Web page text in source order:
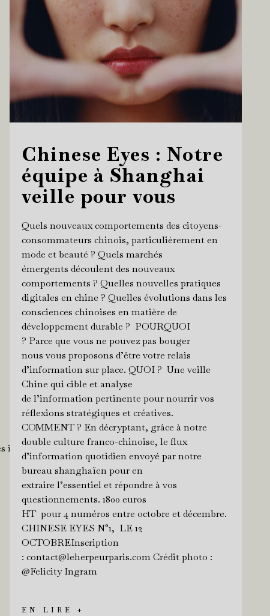
influenceurs ou les
Chinese Eyes : Notre
équipe à Shanghai
veille pour vous
Quels nouveaux comportements des citoyens-
consommateurs chinois, particulièrement en
mode et beauté ? Quels marchés
émergents découlent des nouveaux
comportements ? Quelles nouvelles pratiques
digitales en chine ? Quelles évolutions dans les
consciences chinoises en matière de
développement durable ? POURQUOI
? Parce que vous ne pouvez pas bouger
nous vous proposons d’être votre relais
d’information sur place. QUOI ? Une veille
Chine qui cible et analyse
de l’information pertinente pour nourrir vos
réflexions stratégiques et créatives.
COMMENT ? En décryptant, grâce à notre
double culture franco-chinoise, le flux
d’information quotidien envoyé par notre
bureau shanghaïen pour en
extraire l’essentiel et répondre à vos
questionnements. 1800 euros
HT pour 4 numéros entre octobre et décembre.
CHINESE EYES N°1, LE 12
OCTOBREInscription
: contact@leherpeurparis.com Crédit photo :
@Felicity Ingram
EN LIRE +